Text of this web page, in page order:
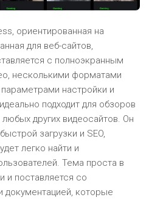
ориентированная на
для веб-сайтов,
с полноэкранным
несколькими форматами
настройки и
подходит для обзоров
других видеосайтов. Он
загрузки и SEO,
легко найти и
Тема проста в
и поставляется со
документацией, которые